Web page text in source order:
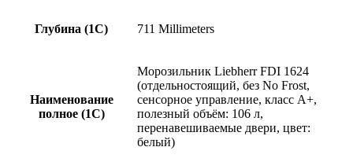
Глубина (1С) 711 Millimeters
Наименование
полное (1С)
Морозильник Liebherr FDI 1624
(отдельностоящий, без No Frost,
сенсорное управление, класс A+,
полезный объём: 106 л,
перенавешиваемые двери, цвет:
белый)